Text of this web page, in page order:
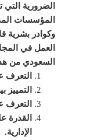
الضرورية
المؤسسات
وكوادر بشرية
العمل في
السعودي من
التعرف
التعرف
القدرة
الإدارية.